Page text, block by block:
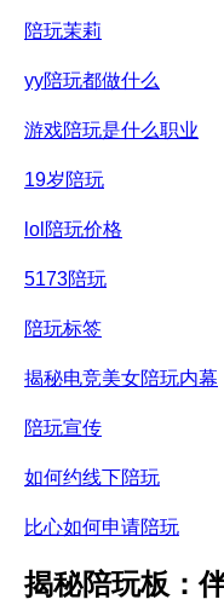
陪玩茉莉
yy陪玩都做什么
游戏陪玩是什么职业
19岁陪玩
lol陪玩价格
5173陪玩
陪玩标签
揭秘电竞美女陪玩内幕
陪玩宣传
如何约线下陪玩
比心如何申请陪玩
揭秘陪玩板：